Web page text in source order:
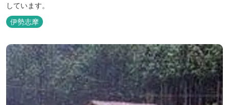
しています。
伊勢志摩